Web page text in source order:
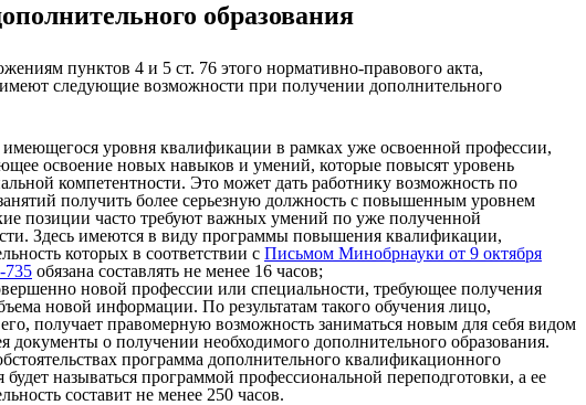
образования
пунктов 4 и 5 ст. 76 этого нормативно-правового акта,
следующие возможности при получении дополнительного
уровня квалификации в рамках уже освоенной профессии,
освоение новых навыков и умений, которые повысят уровень
компетентности. Это может дать работнику возможность по
получить более серьезную должность с повышенным уровнем
позиции часто требуют важных умений по уже полученной
Здесь имеются в виду программы повышения квалификации,
которых в соответствии с Письмом Минобрнауки от 9 октября
735 обязана составлять не менее 16 часов;
новой профессии или специальности, требующее получения
новой информации. По результатам такого обучения лицо,
получает правомерную возможность заниматься новым для себя видом
документы о получении необходимого дополнительного образования.
программа дополнительного квалификационного
будет называться программой профессиональной переподготовки, а ее
составит не менее 250 часов.